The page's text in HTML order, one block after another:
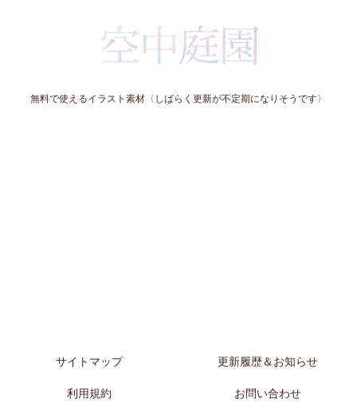
無料で使えるイラスト素材〈しばらく更新が不定期になりそうです〉
サイトマップ 更新履歴＆お知らせ
利用規約 お問い合わせ